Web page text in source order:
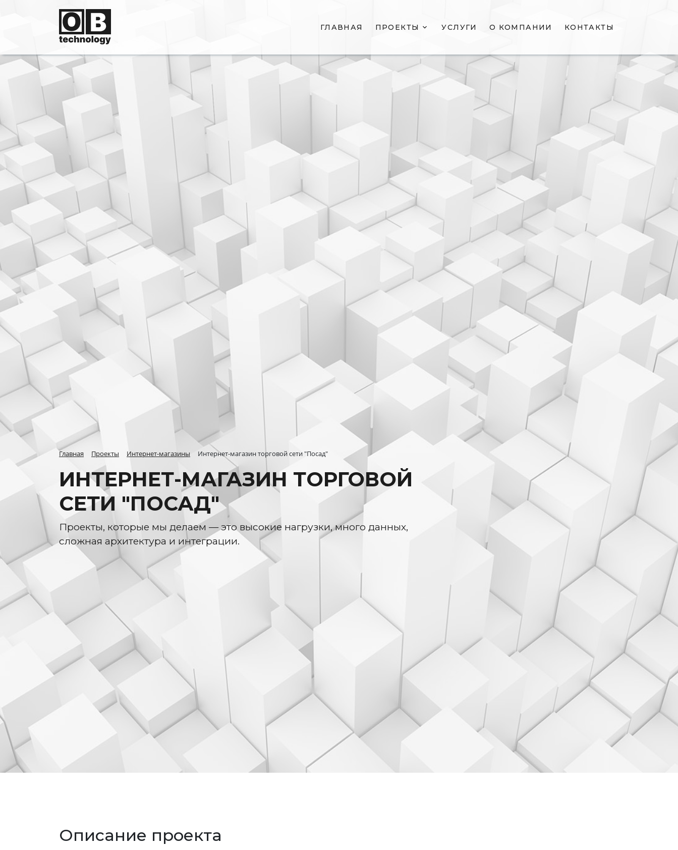
ГЛАВНАЯ ПРОЕКТЫ УСЛУГИ О КОМПАНИИ КОНТАКТЫ
Главная Проекты Интернет-магазины Интернет-магазин торговой сети "Посад"
ИНТЕРНЕТ-МАГАЗИН ТОРГОВОЙ
СЕТИ "ПОСАД"
Проекты, которые мы делаем — это высокие нагрузки, много данных,
сложная архитектура и интеграции.
Описание проекта